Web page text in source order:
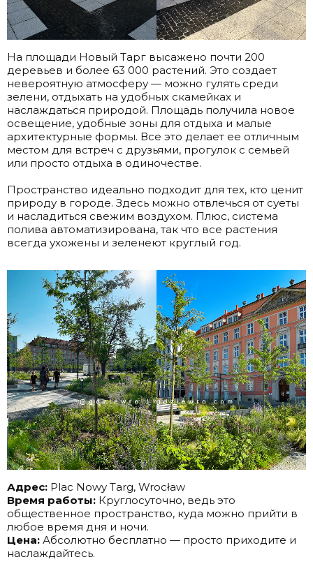
На площади Новый Тарг высажено почти 200
деревьев и более 63 000 растений. Это создает
невероятную атмосферу — можно гулять среди
зелени, отдыхать на удобных скамейках и
наслаждаться природой. Площадь получила новое
освещение, удобные зоны для отдыха и малые
архитектурные формы. Все это делает ее отличным
местом для встреч с друзьями, прогулок с семьей
или просто отдыха в одиночестве.
Пространство идеально подходит для тех, кто ценит
природу в городе. Здесь можно отвлечься от суеты
и насладиться свежим воздухом. Плюс, система
полива автоматизирована, так что все растения
всегда ухожены и зеленеют круглый год.
Адрес: Plac Nowy Targ, Wrocław
Время работы: Круглосуточно, ведь это
общественное пространство, куда можно прийти в
любое время дня и ночи.
Цена: Абсолютно бесплатно — просто приходите и
наслаждайтесь.